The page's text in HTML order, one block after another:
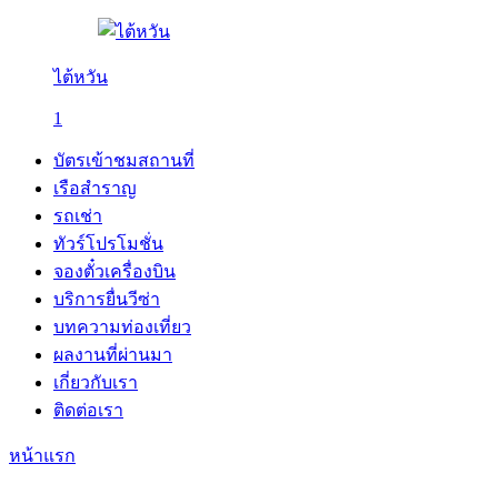
ไต้หวัน
1
บัตรเข้าชมสถานที่
เรือสำราญ
รถเช่า
ทัวร์โปรโมชั่น
จองตั๋วเครื่องบิน
บริการยื่นวีซ่า
บทความท่องเที่ยว
ผลงานที่ผ่านมา
เกี่ยวกับเรา
ติดต่อเรา
หน้าแรก